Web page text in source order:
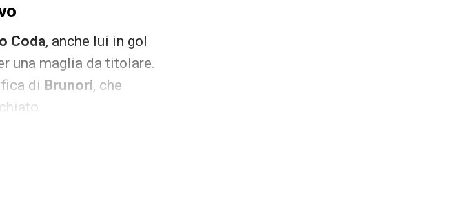
Coda, anche lui in gol
una maglia da titolare.
di Brunori, che